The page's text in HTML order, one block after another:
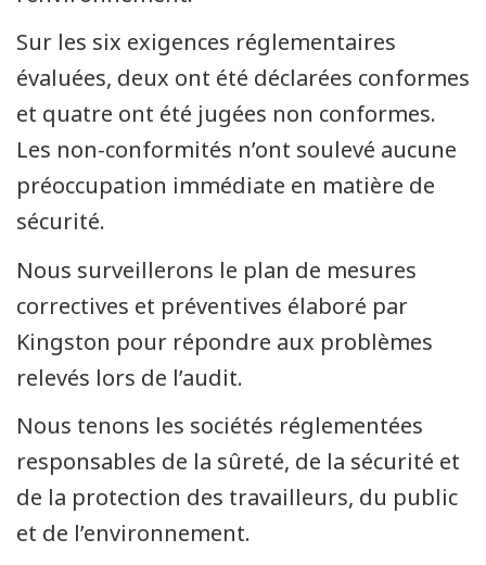
Sur les six exigences réglementaires
évaluées, deux ont été déclarées conformes
et quatre ont été jugées non conformes.
Les non-conformités n’ont soulevé aucune
préoccupation immédiate en matière de
sécurité.
Nous surveillerons le plan de mesures
correctives et préventives élaboré par
Kingston pour répondre aux problèmes
relevés lors de l’audit.
Nous tenons les sociétés réglementées
responsables de la sûreté, de la sécurité et
de la protection des travailleurs, du public
et de l’environnement.